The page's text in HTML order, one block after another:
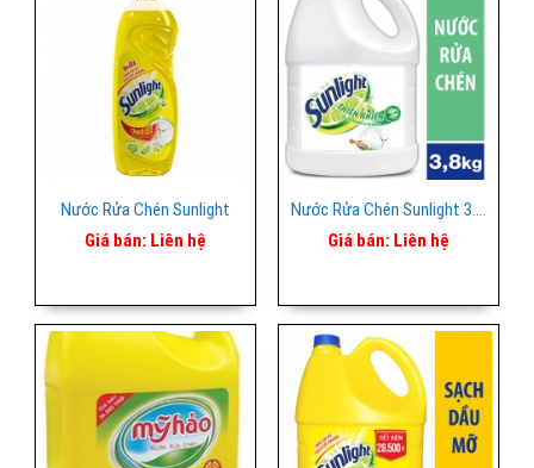
Nước Rửa Chén Sunlight
Giá bán: Liên hệ
Nước Rửa Chén Sunlight 3.8kg Trắng
Giá bán: Liên hệ